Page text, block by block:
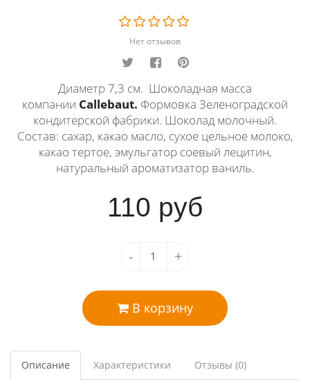
Нет отзывов
Диаметр 7,3 см. Шоколадная масса
компании Callebaut. Формовка Зеленоградской
кондитерской фабрики. Шоколад молочный.
Состав: сахар, какао масло, сухое цельное молоко,
какао тертое, эмульгатор соевый лецитин,
натуральный ароматизатор ваниль.
110 руб
- +
В корзину
Описание Характеристики Отзывы (0)